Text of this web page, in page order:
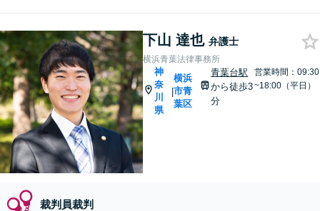
下山 達也 弁護士
横浜青葉法律事務所
神
奈
川
県
|
横浜
市青
葉区
青葉台駅
から徒歩3
分
営業時間：09:30
~18:00（平日）
裁判員裁判